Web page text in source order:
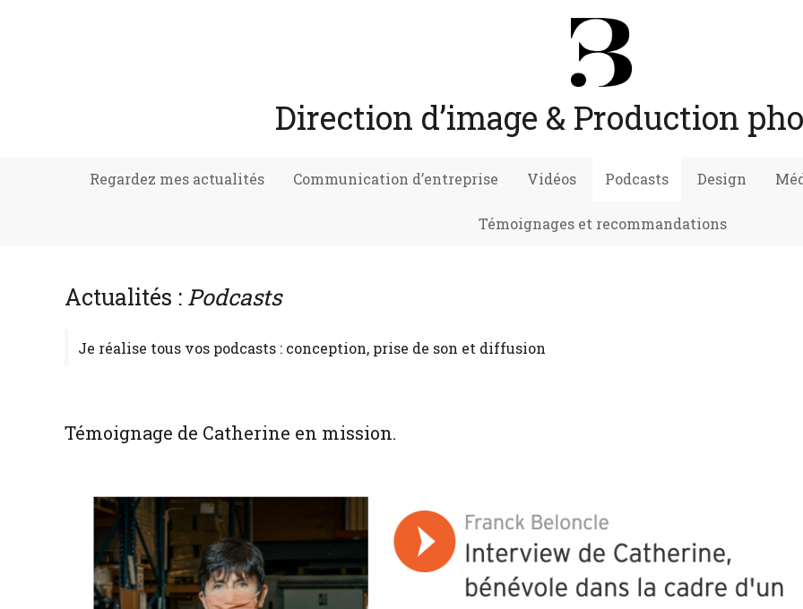
Direction d’image & Production
Regardez mes actualités Communication d’entreprise Vidéos Podcasts Design
Témoignages et recommandations
Actualités : Podcasts
Je réalise tous vos podcasts : conception, prise de son et diffusion
Témoignage de Catherine en mission.